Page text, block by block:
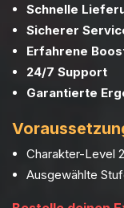
Schnelle
Sicherer
Erfahrene
24/7 Support
Garantierte
Charakter-Level
Ausgewählte